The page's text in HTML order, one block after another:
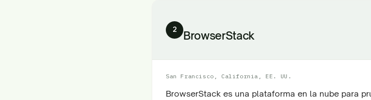
2 BrowserStack
San Francisco, California, EE. UU.
BrowserStack es una plataforma en la nube para